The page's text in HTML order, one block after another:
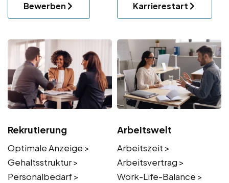
Bewerben Karrierestart
Rekrutierung
Optimale Anzeige >
Gehaltsstruktur >
Personalbedarf >
Arbeitswelt
Arbeitszeit >
Arbeitsvertrag >
Work-Life-Balance >